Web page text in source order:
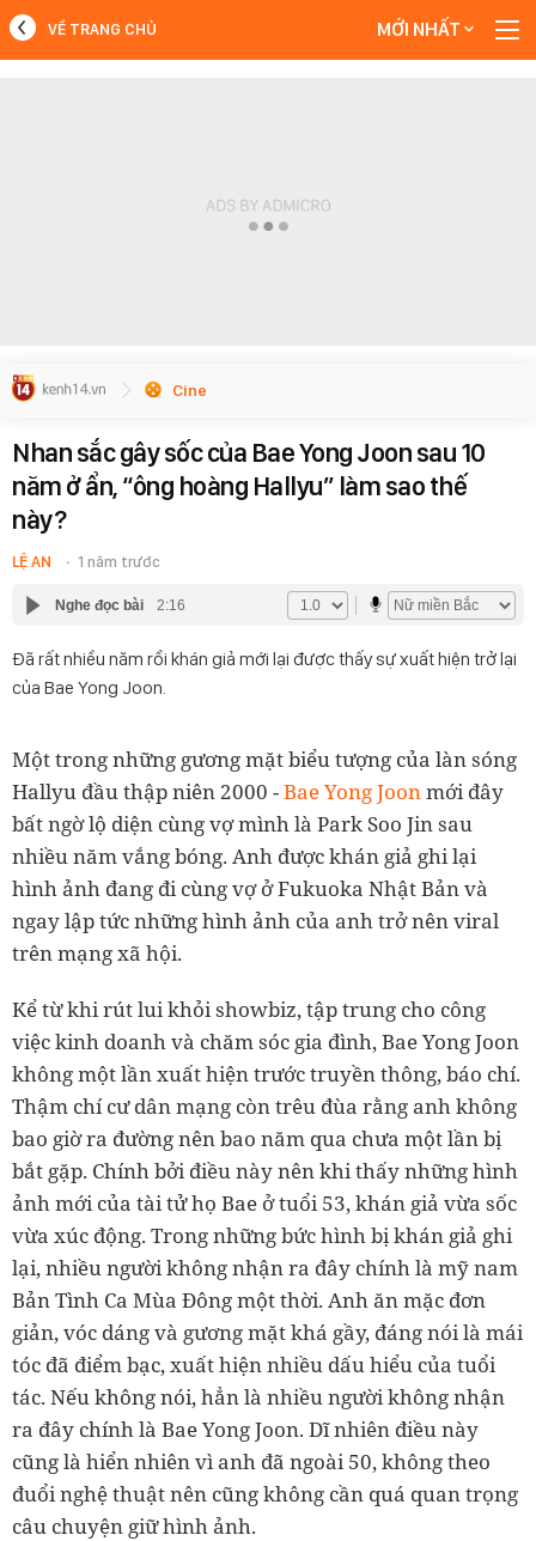
VỀ TRANG CHỦ MỚI NHẤT
Cine
Nhan sắc gây sốc của Bae Yong Joon sau 10
năm ở ẩn, “ông hoàng Hallyu” làm sao thế
này?
LỆ AN 1 năm trước
Nghe đọc bài 2:16
Đã rất nhiều năm rồi khán giả mới lại được thấy sự xuất hiện trở lại
của Bae Yong Joon.
Một trong những gương mặt biểu tượng của làn sóng
Hallyu đầu thập niên 2000 -Bae Yong Joonmới đây
bất ngờ lộ diện cùng vợ mình là Park Soo Jin sau
nhiều năm vắng bóng. Anh được khán giả ghi lại
hình ảnh đang đi cùng vợ ở Fukuoka Nhật Bản và
ngay lập tức những hình ảnh của anh trở nên viral
trên mạng xã hội.
Kể từ khi rút lui khỏi showbiz, tập trung cho công
việc kinh doanh và chăm sóc gia đình, Bae Yong Joon
không một lần xuất hiện trước truyền thông, báo chí.
Thậm chí cư dân mạng còn trêu đùa rằng anh không
bao giờ ra đường nên bao năm qua chưa một lần bị
bắt gặp. Chính bởi điều này nên khi thấy những hình
ảnh mới của tài tử họ Bae ở tuổi 53, khán giả vừa sốc
vừa xúc động. Trong những bức hình bị khán giả ghi
lại, nhiều người không nhận ra đây chính là mỹ nam
Bản Tình Ca Mùa Đông một thời. Anh ăn mặc đơn
giản, vóc dáng và gương mặt khá gầy, đáng nói là mái
tóc đã điểm bạc, xuất hiện nhiều dấu hiểu của tuổi
tác. Nếu không nói, hẳn là nhiều người không nhận
ra đây chính là Bae Yong Joon. Dĩ nhiên điều này
cũng là hiển nhiên vì anh đã ngoài 50, không theo
đuổi nghệ thuật nên cũng không cần quá quan trọng
câu chuyện giữ hình ảnh.